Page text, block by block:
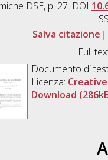
DSE, p. 27. DOI
Salva citazione
Full
Documento di
Licenza:
Download